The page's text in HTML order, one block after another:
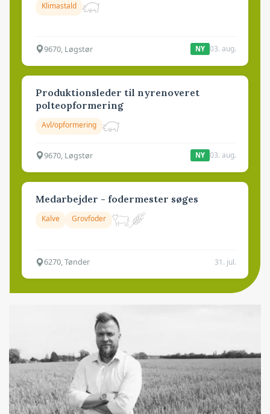
Klimastald
9670, Løgstør NY 03. aug.
Produktionsleder til nyrenoveret
polteopformering
Avl/opformering
9670, Løgstør NY 03. aug.
Medarbejder - fodermester søges
Kalve Grovfoder
6270, Tønder 31. jul.